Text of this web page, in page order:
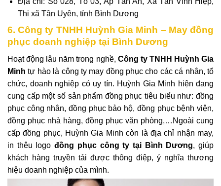
Thị xã Tân Uyên, tỉnh Bình Dương
6. Công ty TNHH Huỳnh Gia Minh – May đồng
phục doanh nghiệp tại Bình Dương
Hoạt động lâu năm trong nghề, Công ty TNHH Huỳnh Gia
Minh tự hào là công ty may đồng phục cho các cá nhân, tổ
chức, doanh nghiệp có uy tín. Huỳnh Gia Minh hiện đang
cung cấp một số sản phẩm đồng phục tiêu biểu như: đồng
phục công nhân, đồng phục bảo hộ, đồng phục bệnh viện,
đồng phục nhà hàng, đồng phục văn phòng,…Ngoài cung
cấp đồng phục, Huỳnh Gia Minh còn là địa chỉ nhận may,
in thêu logođồng phục công ty tại Bình Dương, giúp
khách hàng truyền tải được thông điệp, ý nghĩa thương
hiệu doanh nghiệp của mình.